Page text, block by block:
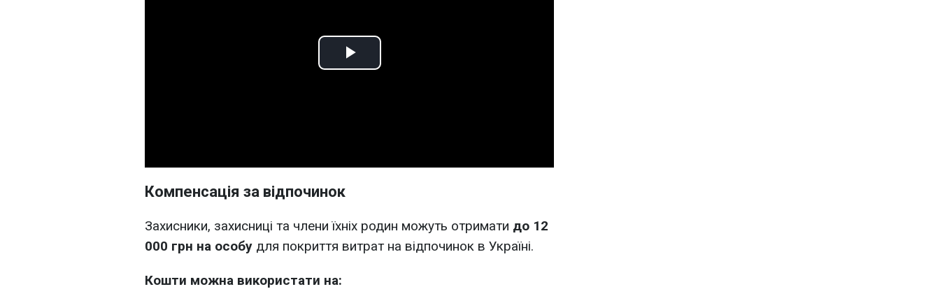
Play
Компенсація за відпочинок
Захисники, захисниці та члени їхніх родин можуть отримати до 12
000 грн на особу для покриття витрат на відпочинок в Україні.
Кошти можна використати на: